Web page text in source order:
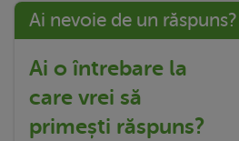
Ai nevoie de un răspuns?
Ai o întrebare la
care vrei să
primești răspuns?